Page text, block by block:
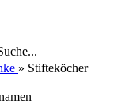
» Stifteköcher